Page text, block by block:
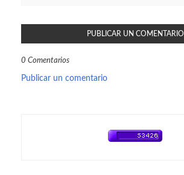
PUBLICAR UN COMENTARIO
0 Comentarios
Publicar un comentario